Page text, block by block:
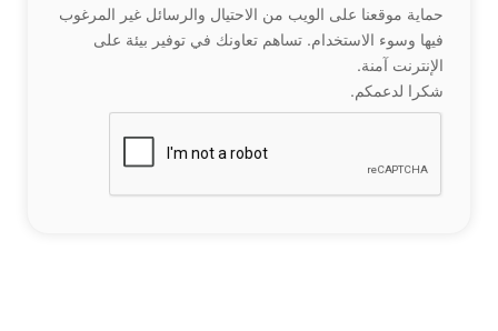
حماية موقعنا على الويب من الاحتيال والرسائل غير المرغوب
فيها وسوء الاستخدام. تساهم تعاونك في توفير بيئة على
الإنترنت آمنة.
شكرا لدعمكم.